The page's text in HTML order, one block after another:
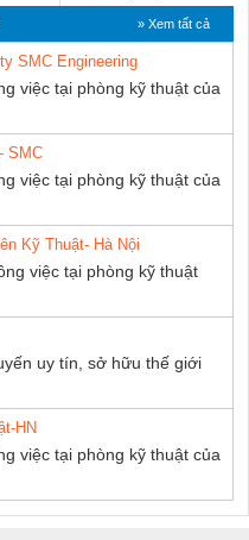
Nam Quốc Thịnh
» Xem tất cả
SMC Engineering
việc tại phòng kỹ thuật của
SMC
việc tại phòng kỹ thuật của
Kỹ Thuật- Hà Nội
việc tại phòng kỹ thuật
uy tín, sở hữu thế giới
HN
việc tại phòng kỹ thuật của